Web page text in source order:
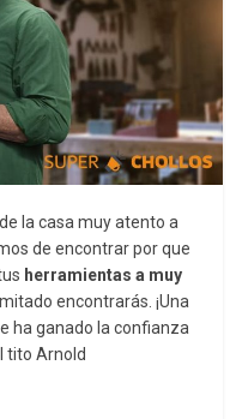
la casa muy atento a
de encontrar por que
herramientas a muy
encontrarás . ¡Una
ha ganado la confianza
tito Arnold